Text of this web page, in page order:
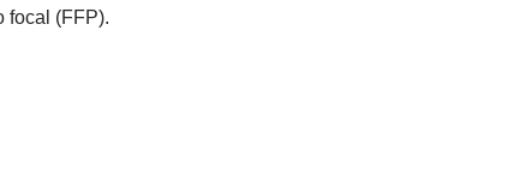
focal (FFP).